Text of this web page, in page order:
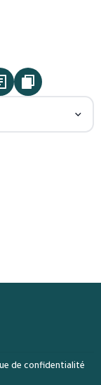
de confidentialité